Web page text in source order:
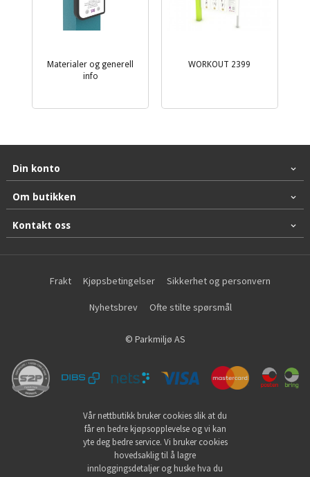
Materialer og generell
info
WORKOUT 2399
Din konto
Om butikken
Kontakt oss
Frakt Kjøpsbetingelser Sikkerhet og personvern
Nyhetsbrev Ofte stilte spørsmål
© Parkmiljø AS
Vår nettbutikk bruker cookies slik at du
får en bedre kjøpsopplevelse og vi kan
yte deg bedre service. Vi bruker cookies
hovedsaklig til å lagre
innloggingsdetaljer og huske hva du